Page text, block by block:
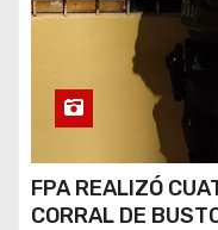
FPA REALIZÓ
CORRAL DE